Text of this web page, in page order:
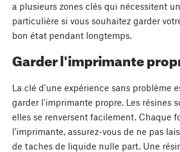
a plusieurs zones clés qui nécessitent
particulière si vous souhaitez garder
bon état pendant longtemps.
Garder l'imprimante
La clé d'une expérience sans problème
garder l'imprimante propre. Les résines
elles se renversent facilement. Chaque
l'imprimante, assurez-vous de ne pas
de taches de liquide nulle part. Une